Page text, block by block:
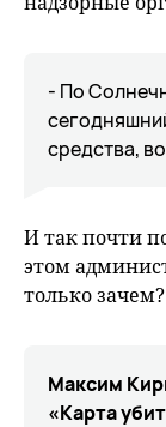
- По
средства,
И так почти
этом
только
Максим
«Карта